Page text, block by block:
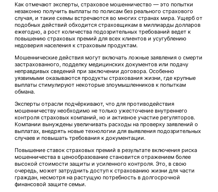
Как отмечают эксперты, страховое мошенничество — это попытки
незаконно получить выплаты по полисам без реального страхового
случая, и такие схемы встречаются во многих странах мира. Ущерб от
подобных действий обходится страховщикам в миллиарды долларов
ежегодно, а рост количества подозрительных требований ведет к
повышению страховых премий для всех клиентов и усугублению
недоверия населения к страховым продуктам.
Мошеннические действия могут включать ложные заявления о смерти
застрахованного, подделку медицинских документов или подачу
неправдивых сведений при заключении договора. Особенно
уязвимыми оказываются продукты страхования жизни, где крупные
выплаты стимулируют некоторые злоумышленников к попыткам
обмана.
Эксперты отрасли подчёркивают, что для противодействия
мошенничеству необходимо не только ужесточение внутреннего
контроля страховых компаний, но и активное участие регуляторов.
Компании вынуждены увеличивать расходы на проверку заявлений о
выплатах, внедрять новые технологии для выявления подозрительных
случаев и повышать требования к документации.
Повышение ставок страховых премий в результате включения риска
мошенничества в ценообразование становится отражением более
высокой стоимости защиты и усиленного контроля. Это, в свою
очередь, может затруднить доступ к страхованию жизни для части
граждан, несмотря на растущую потребность в долгосрочной
финансовой защите семьи.